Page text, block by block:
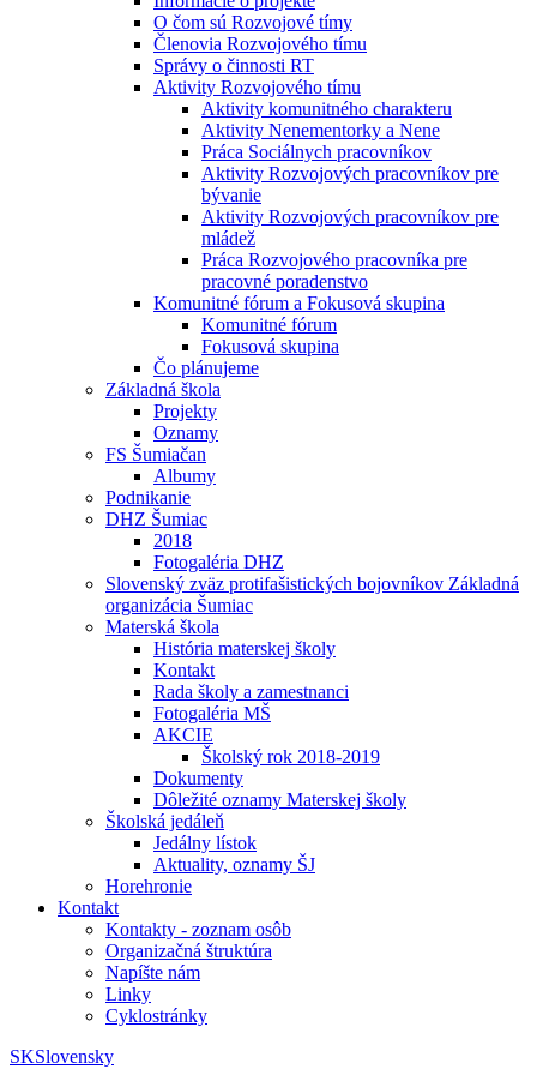
O čom sú Rozvojové tímy
Členovia Rozvojového tímu
Správy o činnosti RT
Aktivity Rozvojového tímu
Aktivity komunitného charakteru
Aktivity Nenementorky a Nene
Práca Sociálnych pracovníkov
Aktivity Rozvojových pracovníkov pre
bývanie
Aktivity Rozvojových pracovníkov pre
mládež
Práca Rozvojového pracovníka pre
pracovné poradenstvo
Komunitné fórum a Fokusová skupina
Komunitné fórum
Fokusová skupina
Čo plánujeme
Základná škola
Projekty
Oznamy
FS Šumiačan
Albumy
Podnikanie
DHZ Šumiac
2018
Fotogaléria DHZ
Slovenský zväz protifašistických bojovníkov Základná
organizácia Šumiac
Materská škola
História materskej školy
Kontakt
Rada školy a zamestnanci
Fotogaléria MŠ
AKCIE
Školský rok 2018-2019
Dokumenty
Dôležité oznamy Materskej školy
Školská jedáleň
Jedálny lístok
Aktuality, oznamy ŠJ
Horehronie
Kontakt
Kontakty - zoznam osôb
Organizačná štruktúra
Napíšte nám
Linky
Cyklostránky
SKSlovensky